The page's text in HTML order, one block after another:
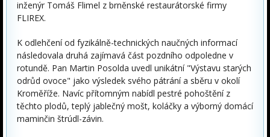
inženýr Tomáš Flimel z brněnské restaurátorské firmy
FLIREX.
K odlehčení od fyzikálně-technických naučných informací
následovala druhá zajímavá část pozdního odpoledne v
rotundě. Pan Martin Posolda uvedl unikátní "Výstavu starých
odrůd ovoce" jako výsledek svého pátrání a sběru v okolí
Kroměříže. Navíc přítomným nabídl pestré pohoštění z
těchto plodů, teplý jablečný mošt, koláčky a výborný domácí
maminčin štrúdl-závin.